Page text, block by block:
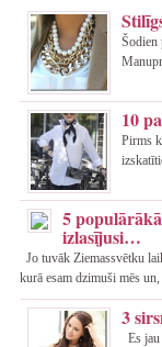
Šodien
10
Pirms
5
izlasījusi…
Jo tuvāk Ziemassvētku
kurā esam dzimuši mēs un,
3
Es